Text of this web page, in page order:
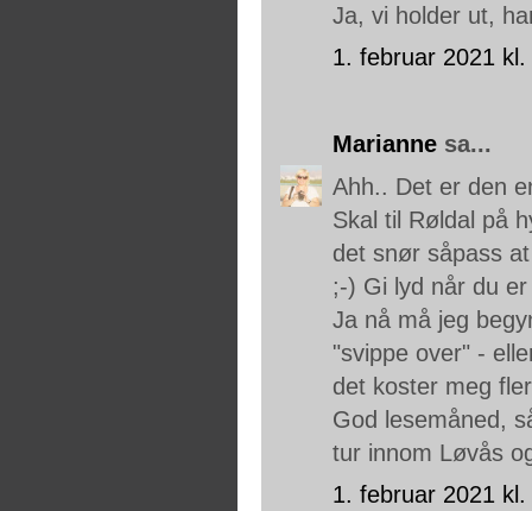
Ja, vi holder ut,
1. februar 2021 kl.
Marianne sa...
Ahh.. Det er den
Skal til Røldal på
det snør såpass
;-) Gi lyd når du
Ja nå må jeg
"svippe over" -
det koster meg
God lesemåned,
tur innom Løvås
1. februar 2021 kl.